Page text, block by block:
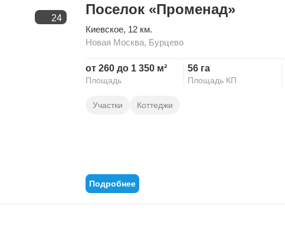
24
Поселок «Променад»
Киевское, 12 км.
Новая Москва, Бурцево
от 260 до 1 350 м²
Площадь
56 га
Площадь КП
Участки Коттеджи
Подробнее